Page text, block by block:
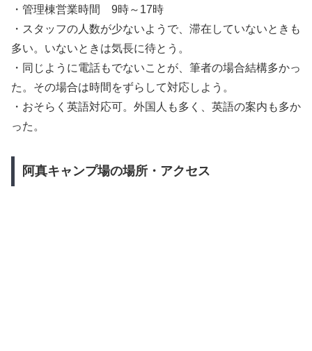
・管理棟営業時間 9時～17時
・スタッフの人数が少ないようで、滞在していないときも
多い。いないときは気長に待とう。
・同じように電話もでないことが、筆者の場合結構多かっ
た。その場合は時間をずらして対応しよう。
・おそらく英語対応可。外国人も多く、英語の案内も多か
った。
阿真キャンプ場の場所・アクセス